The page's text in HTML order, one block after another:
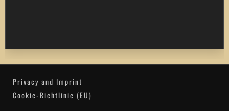
Privacy and Imprint
Cookie-Richtlinie (EU)